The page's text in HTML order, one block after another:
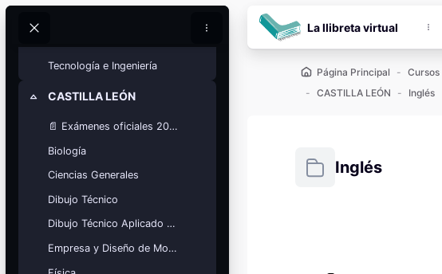
Buscar
BloquesCalendario
académico
Tecnología e Ingeniería
Colapsar
CASTILLA LEÓN
📄 Exámenes oficiales 2025
Biología
Ciencias Generales
Dibujo Técnico
Dibujo Técnico Aplicado a las Artes
Empresa y Diseño de Modelos de Negocio
La llibreta virtual
Página Principal Cursos
CASTILLA LEÓN
Inglés
Inglés